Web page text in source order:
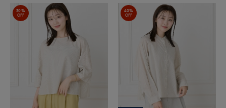
30%
OFF
40%
OFF